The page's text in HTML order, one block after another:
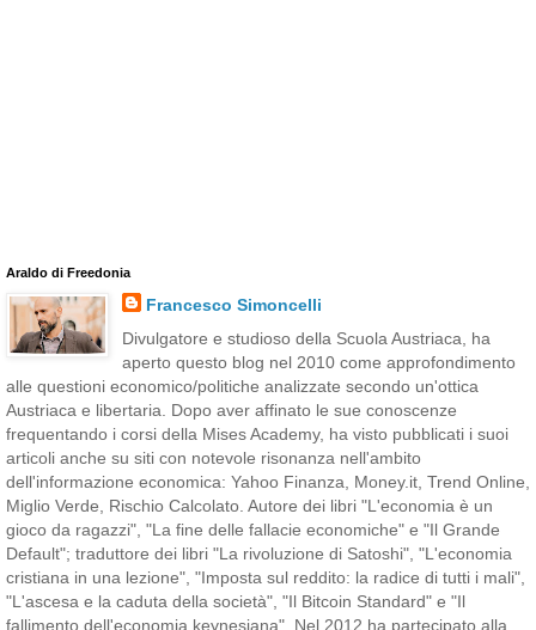
Araldo di Freedonia
Francesco Simoncelli
Divulgatore e studioso della Scuola Austriaca, ha
aperto questo blog nel 2010 come approfondimento
alle questioni economico/politiche analizzate secondo un'ottica
Austriaca e libertaria. Dopo aver affinato le sue conoscenze
frequentando i corsi della Mises Academy, ha visto pubblicati i suoi
articoli anche su siti con notevole risonanza nell'ambito
dell'informazione economica: Yahoo Finanza, Money.it, Trend Online,
Miglio Verde, Rischio Calcolato. Autore dei libri "L'economia è un
gioco da ragazzi", "La fine delle fallacie economiche" e "Il Grande
Default"; traduttore dei libri "La rivoluzione di Satoshi", "L'economia
cristiana in una lezione", "Imposta sul reddito: la radice di tutti i mali",
"L'ascesa e la caduta della società", "Il Bitcoin Standard" e "Il
fallimento dell'economia keynesiana". Nel 2012 ha partecipato alla